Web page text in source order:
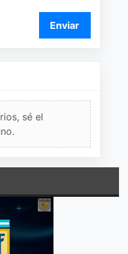
Enviar
sé el